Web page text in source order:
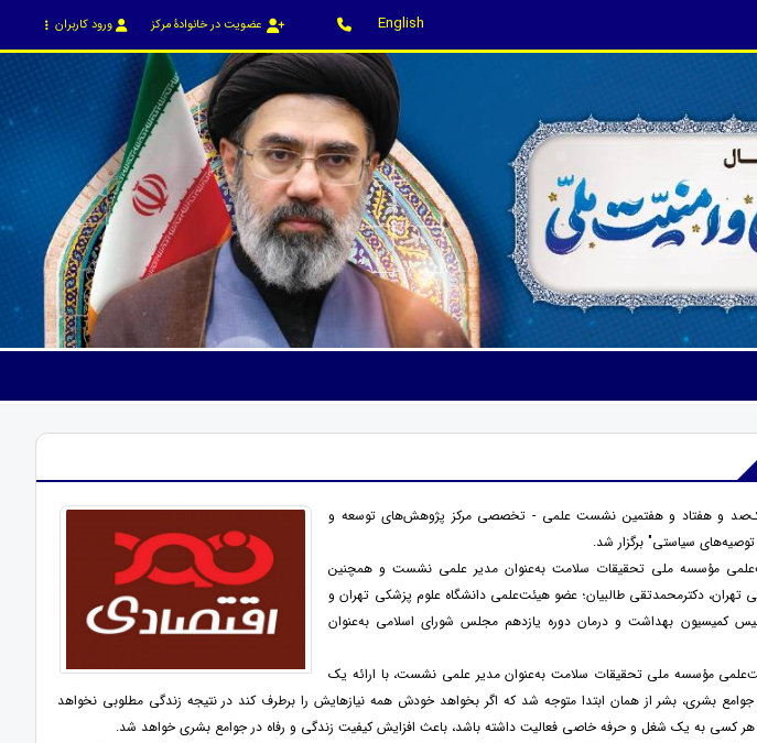
English عضویت در خانوادۀ مرکز ورود کاربران
یک‌صد و هفتاد و هفتمین نشست علمی - تخصصی مرکز پژوهش‌های توسعه و
سیاستی" برگزار شد.
مؤسسه ملی تحقیقات سلامت به‌عنوان مدیر علمی نشست و همچنین
تهران، دکترمحمدتقی طالبیان؛ عضو هیئت‌علمی دانشگاه علوم پزشکی تهران و
کمیسیون بهداشت و درمان دوره یازدهم مجلس شورای اسلامی به‌عنوان
مؤسسه ملی تحقیقات سلامت به‌عنوان مدیر علمی نشست، با ارائه یک
بشری، بشر از همان ابتدا متوجه شد که اگر بخواهد خودش همه نیازهایش را برطرف کند در نتیجه زندگی مطلوبی نخواهد
هر کسی به یک شغل و حرفه خاصی فعالیت داشته باشد، باعث افزایش کیفیت زندگی و رفاه در جوامع بشری خواهد شد.